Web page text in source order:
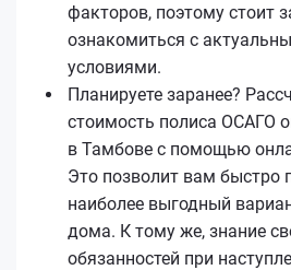
факторов, поэтому стоит
ознакомиться с
условиями.
Планируете заранее?
стоимость полиса ОСАГО
в Тамбове с помощью
Это позволит вам быстро
наиболее выгодный
дома. К тому же, знание
обязанностей при